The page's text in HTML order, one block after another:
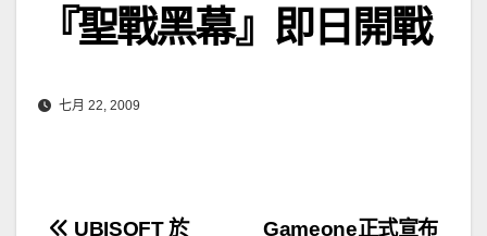
『聖戰黑幕』即日開戰
七月 22, 2009
Gameone正式宣布
UBISOFT 於